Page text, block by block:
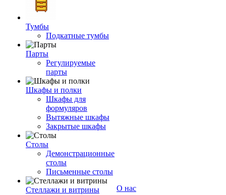
Тумбы
Подкатные тумбы
Парты
Регулируемые
парты
Шкафы и полки
Шкафы для
формуляров
Вытяжные шкафы
Закрытые шкафы
Столы
Демонстрационные
столы
Письменные столы
Стеллажи и витрины
О нас